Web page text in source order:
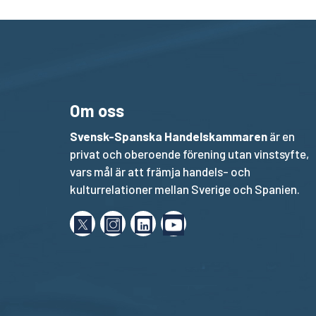
Om oss
Svensk-Spanska Handelskammaren är en
privat och oberoende förening utan vinstsyfte,
vars mål är att främja handels- och
kulturrelationer mellan Sverige och Spanien.